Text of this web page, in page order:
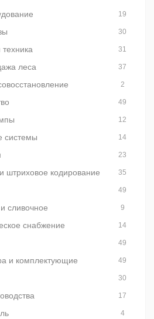
19
30
техника 31
леса 37
2
49
12
системы 14
23
штриховое кодирование 35
49
сливочное 9
снабжение 14
49
и комплектующие 49
30
17
4